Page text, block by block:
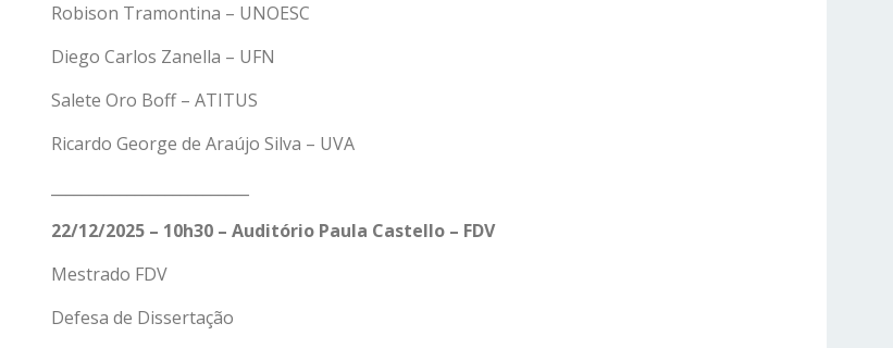
Robison Tramontina – UNOESC
Diego Carlos Zanella – UFN
Salete Oro Boff – ATITUS
Ricardo George de Araújo Silva – UVA
22/12/2025 – 10h30 – Auditório Paula Castello – FDV
Mestrado FDV
Defesa de Dissertação